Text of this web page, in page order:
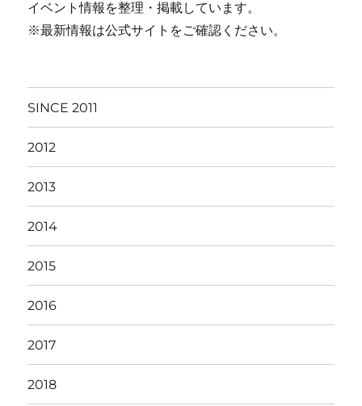
イベント情報を整理・掲載しています。
※最新情報は公式サイトをご確認ください。
SINCE 2011
2012
2013
2014
2015
2016
2017
2018